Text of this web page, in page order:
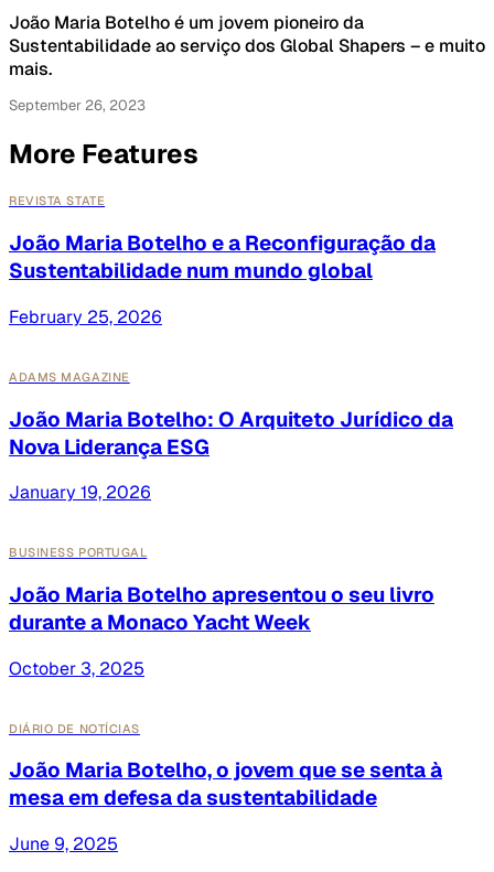
João Maria Botelho é um jovem pioneiro da
Sustentabilidade ao serviço dos Global Shapers – e muito
mais.
September 26, 2023
More Features
REVISTA STATE
João Maria Botelho e a Reconfiguração da
Sustentabilidade num mundo global
February 25, 2026
ADAMS MAGAZINE
João Maria Botelho: O Arquiteto Jurídico da
Nova Liderança ESG
January 19, 2026
BUSINESS PORTUGAL
João Maria Botelho apresentou o seu livro
durante a Monaco Yacht Week
October 3, 2025
DIÁRIO DE NOTÍCIAS
João Maria Botelho, o jovem que se senta à
mesa em defesa da sustentabilidade
June 9, 2025